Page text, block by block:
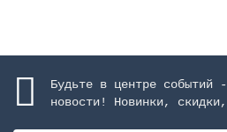
Будьте в центре событий
новости! Новинки,